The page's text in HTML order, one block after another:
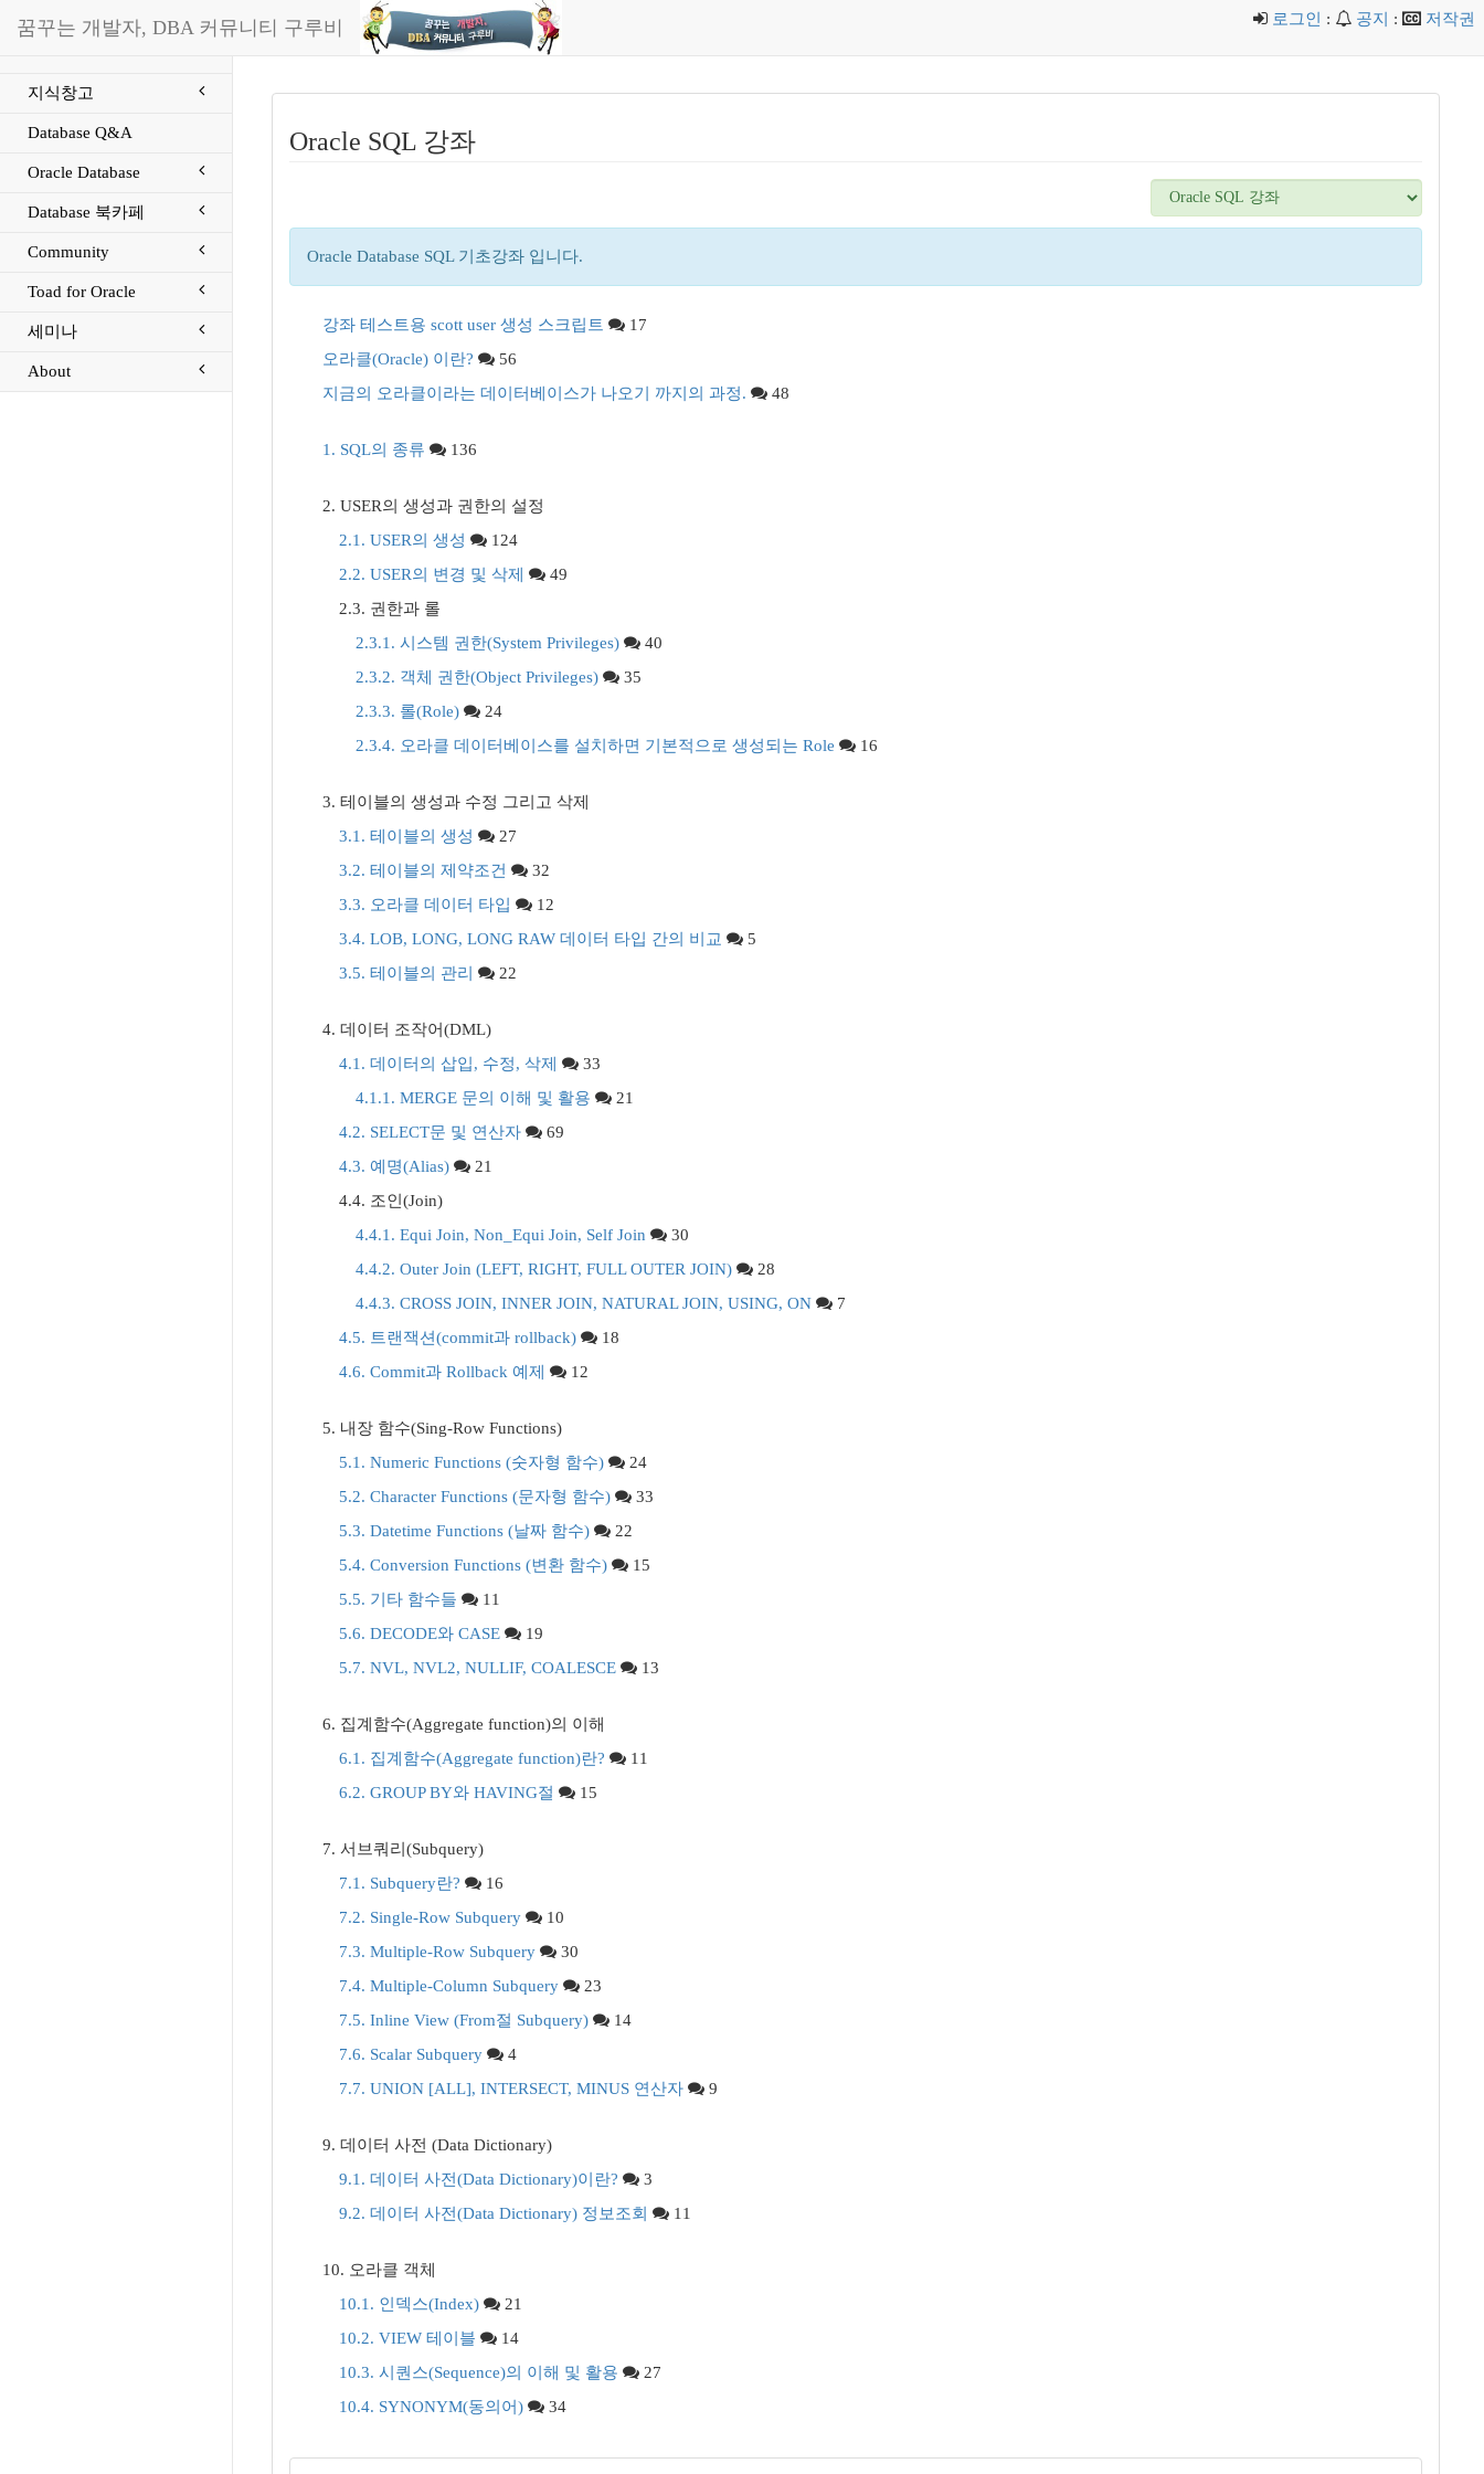
꿈꾸는 개발자, DBA 커뮤니티 구루비 로그인 : 공지 : 저작권
지식창고
Database Q&A
Oracle Database
Database 북카페
Community
Toad for Oracle
세미나
About
Oracle SQL 강좌
Oracle Database SQL 기초강좌 입니다.
강좌 테스트용 scott user 생성 스크립트 17
오라클(Oracle) 이란? 56
지금의 오라클이라는 데이터베이스가 나오기 까지의 과정. 48
1. SQL의 종류 136
2. USER의 생성과 권한의 설정
2.1. USER의 생성
124
2.2. USER의 변경 및 삭제 49
2.3. 권한과 롤
2.3.1. 시스템 권한(System Privileges)
40
2.3.2. 객체 권한(Object Privileges) 35
2.3.3. 롤(Role) 24
2.3.4. 오라클 데이터베이스를 설치하면 기본적으로 생성되는 Role 16
3. 테이블의 생성과 수정 그리고 삭제
3.1. 테이블의 생성
27
3.2. 테이블의 제약조건 32
3.3. 오라클 데이터 타입 12
3.4. LOB, LONG, LONG RAW 데이터 타입 간의 비교 5
3.5. 테이블의 관리 22
4. 데이터 조작어(DML)
4.1. 데이터의 삽입, 수정, 삭제
33
4.1.1. MERGE 문의 이해 및 활용 21
4.2. SELECT문 및 연산자 69
4.3. 예명(Alias) 21
4.4. 조인(Join)
4.4.1. Equi Join, Non_Equi Join, Self Join
30
4.4.2. Outer Join (LEFT, RIGHT, FULL OUTER JOIN) 28
4.4.3. CROSS JOIN, INNER JOIN, NATURAL JOIN, USING, ON 7
4.5. 트랜잭션(commit과 rollback) 18
4.6. Commit과 Rollback 예제 12
5. 내장 함수(Sing-Row Functions)
5.1. Numeric Functions (숫자형 함수)
24
5.2. Character Functions (문자형 함수) 33
5.3. Datetime Functions (날짜 함수) 22
5.4. Conversion Functions (변환 함수) 15
5.5. 기타 함수들 11
5.6. DECODE와 CASE 19
5.7. NVL, NVL2, NULLIF, COALESCE 13
6. 집계함수(Aggregate function)의 이해
6.1. 집계함수(Aggregate function)란?
11
6.2. GROUP BY와 HAVING절 15
7. 서브쿼리(Subquery)
7.1. Subquery란?
16
7.2. Single-Row Subquery 10
7.3. Multiple-Row Subquery 30
7.4. Multiple-Column Subquery 23
7.5. Inline View (From절 Subquery) 14
7.6. Scalar Subquery 4
7.7. UNION [ALL], INTERSECT, MINUS 연산자 9
9. 데이터 사전 (Data Dictionary)
9.1. 데이터 사전(Data Dictionary)이란?
3
9.2. 데이터 사전(Data Dictionary) 정보조회 11
10. 오라클 객체
10.1. 인덱스(Index)
21
10.2. VIEW 테이블 14
10.3. 시퀀스(Sequence)의 이해 및 활용 27
10.4. SYNONYM(동의어) 34